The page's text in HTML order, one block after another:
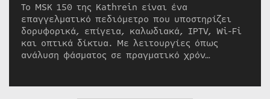
Το MSK 150 της Kathrein είναι ένα
επαγγελματικό πεδιόμετρο που υποστηρίζει
δορυφορικά, επίγεια, καλωδιακά, IPTV, Wi-Fi
και οπτικά δίκτυα. Με λειτουργίες όπως
ανάλυση φάσματος σε πραγματικό χρόν…